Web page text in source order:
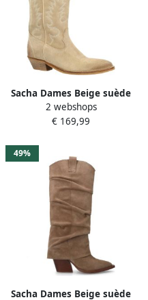
Sacha Dames Beige suède
cowboylaarzen met
sierstiksels
2 webshops
€ 169,99
49%
Sacha Dames Beige suède